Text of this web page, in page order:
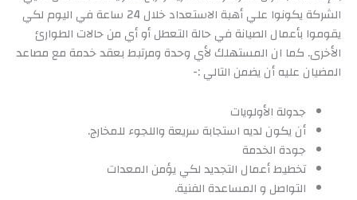
الشركة يكونوا علي أهبة الاستعداد خلال 24 ساعة في اليوم لكي
يقوموا بأعمال الصيانة في حالة التعطل أو أي من حالات الطوارئ
الأخرى. كما ان المستهلك لأي وحدة ومرتبط بعقد خدمة مع مصاعد
المضيان عليه أن يضمن التالي :-
جدولة الأولويات
أن يكون لديه استجابة سريعة واللجوء للمخارج.
جودة الخدمة
تخطيط أعمال التجديد لكي يؤمن المعدات
التواصل و المساعدة الفنية.